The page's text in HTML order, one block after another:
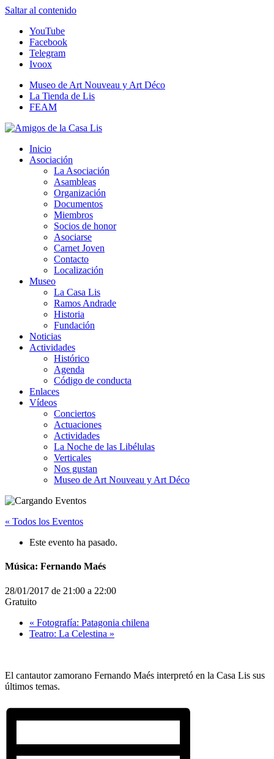
Saltar al contenido
YouTube
Facebook
Telegram
Ivoox
Museo de Art Nouveau y Art Déco
La Tienda de Lis
FEAM
Amigos de la Casa Lis
Inicio
Asociación
La Asociación
Asambleas
Organización
Documentos
Miembros
Socios de honor
Asociarse
Carnet Joven
Contacto
Localización
Museo
La Casa Lis
Ramos Andrade
Historia
Fundación
Noticias
Actividades
Histórico
Agenda
Código de conducta
Enlaces
Vídeos
Conciertos
Actuaciones
Actividades
La Noche de las Libélulas
Verticales
Nos gustan
Museo de Art Nouveau y Art Déco
« Todos los Eventos
Este evento ha pasado.
Música: Fernando Maés
28/01/2017 de 21:00 a 22:00
Gratuito
« Fotografía: Patagonia chilena
Teatro: La Celestina »
El cantautor zamorano Fernando Maés interpretó en la Casa Lis sus
últimos temas.